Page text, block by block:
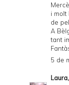
i molt
de
A
tant
5 de